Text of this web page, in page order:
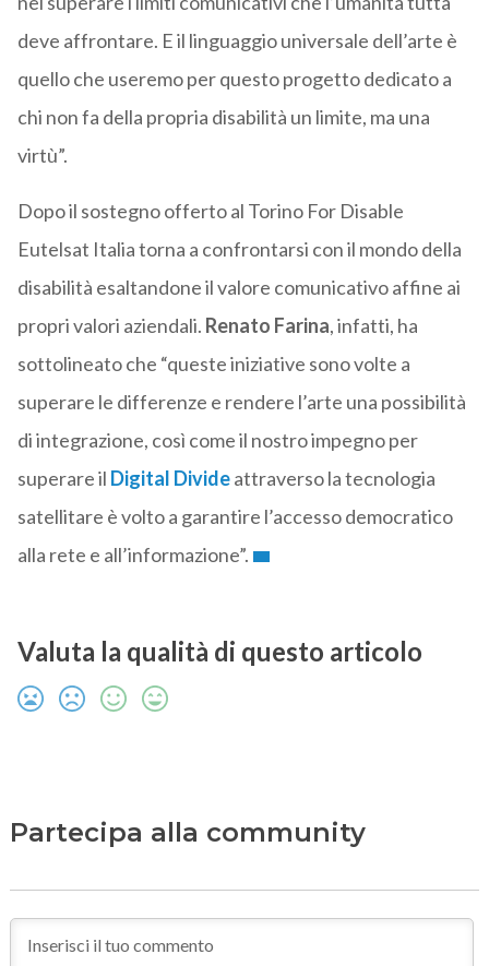
deve affrontare. E il linguaggio universale dell’arte è
quello che useremo per questo progetto dedicato a
chi non fa della propria disabilità un limite, ma una
virtù”.
Dopo il sostegno offerto al Torino For Disable
Eutelsat Italia torna a confrontarsi con il mondo della
disabilità esaltandone il valore comunicativo affine ai
propri valori aziendali. Renato Farina, infatti, ha
sottolineato che “queste iniziative sono volte a
superare le differenze e rendere l’arte una possibilità
di integrazione, così come il nostro impegno per
superare il Digital Divideattraverso la tecnologia
satellitare è volto a garantire l’accesso democratico
alla rete e all’informazione”.
Valuta la qualità di questo articolo
Partecipa alla community